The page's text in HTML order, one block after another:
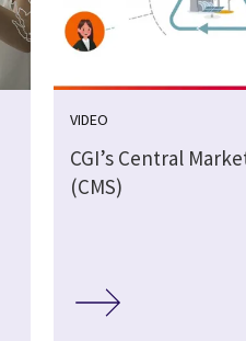
VIDEO
CGI’s Central
(CMS)